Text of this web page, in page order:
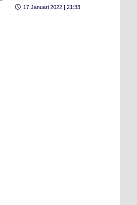
17 Januari 2022 | 21:33